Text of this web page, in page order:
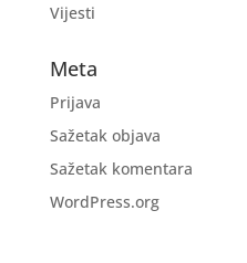
Vijesti
Meta
Prijava
Sažetak objava
Sažetak komentara
WordPress.org